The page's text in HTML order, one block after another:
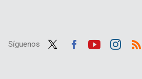
Síguenos